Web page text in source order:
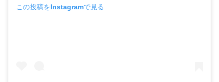
この投稿をInstagramで見る